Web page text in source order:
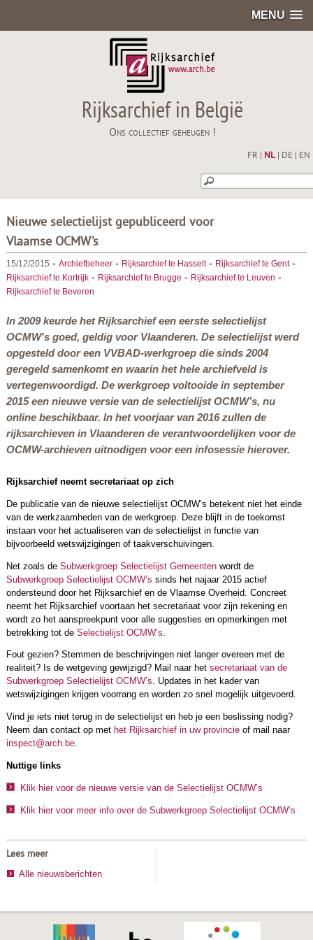
MENU
Rijksarchief in België
Ons collectief geheugen !
FR NL| DE EN
Nieuwe selectielijst gepubliceerd voor
Vlaamse OCMW’s
15/12/2015 - Archiefbeheer- Rijksarchief te Hasselt- Rijksarchief te Gent-
Rijksarchief te Kortrijk- Rijksarchief te Brugge - Rijksarchief te Leuven -
Rijksarchief te Beveren
In 2009 keurde het Rijksarchief een eerste selectielijst
OCMW's goed, geldig voor Vlaanderen. De selectielijst werd
opgesteld door een VVBAD-werkgroep die sinds 2004
geregeld samenkomt en waarin het hele archiefveld is
vertegenwoordigd. De werkgroep voltooide in september
2015 een nieuwe versie van de selectielijst OCMW’s, nu
online beschikbaar. In het voorjaar van 2016 zullen de
rijksarchieven in Vlaanderen de verantwoordelijken voor de
OCMW-archieven uitnodigen voor een infosessie hierover.
Rijksarchief neemt secretariaat op zich
De publicatie van de nieuwe selectielijst OCMW’s betekent niet het einde
van de werkzaamheden van de werkgroep. Deze blijft in de toekomst
instaan voor het actualiseren van de selectielijst in functie van
bijvoorbeeld wetswijzigingen of taakverschuivingen.
Net zoals de Subwerkgroep Selectielijst Gemeentenwordt de
Subwerkgroep Selectielijst OCMW’s sinds het najaar 2015 actief
ondersteund door het Rijksarchief en de Vlaamse Overheid. Concreet
neemt het Rijksarchief voortaan het secretariaat voor zijn rekening en
wordt zo het aanspreekpunt voor alle suggesties en opmerkingen met
betrekking tot de Selectielijst OCMW’s
Fout gezien? Stemmen de beschrijvingen niet langer overeen met de
realiteit? Is de wetgeving gewijzigd? Mail naar het secretariaat van de
Subwerkgroep Selectielijst OCMW’s. Updates in het kader van
wetswijzigingen krijgen voorrang en worden zo snel mogelijk uitgevoerd.
Vind je iets niet terug in de selectielijst en heb je een beslissing nodig?
Neem dan contact op met het Rijksarchief in uw provincieof mail naar
inspect@arch.be.
Nuttige links
Klik hier voor de nieuwe versie van de Selectielijst OCMW’s
Klik hier voor meer info over de Subwerkgroep Selectielijst OCMW’s
Lees meer
Alle nieuwsberichten